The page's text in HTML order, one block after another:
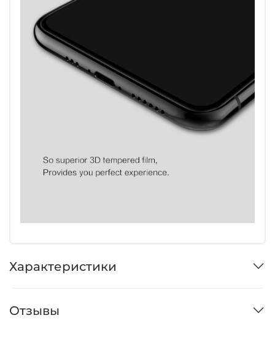
Характеристики
Отзывы